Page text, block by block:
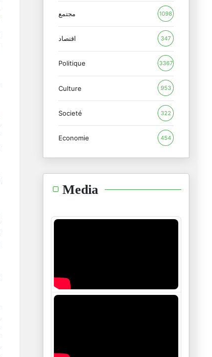
مجتمع 1098
اقتصاد 347
Politique 3367
Culture 953
Societé 322
Economie 454
Media